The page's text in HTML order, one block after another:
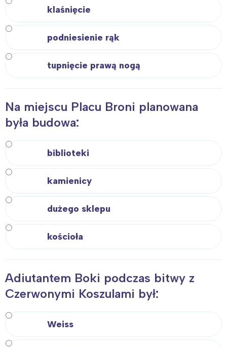
klaśnięcie
podniesienie rąk
tupnięcie prawą nogą
Na miejscu Placu Broni planowana
była budowa:
biblioteki
kamienicy
dużego sklepu
kościoła
Adiutantem Boki podczas bitwy z
Czerwonymi Koszulami był:
Weiss